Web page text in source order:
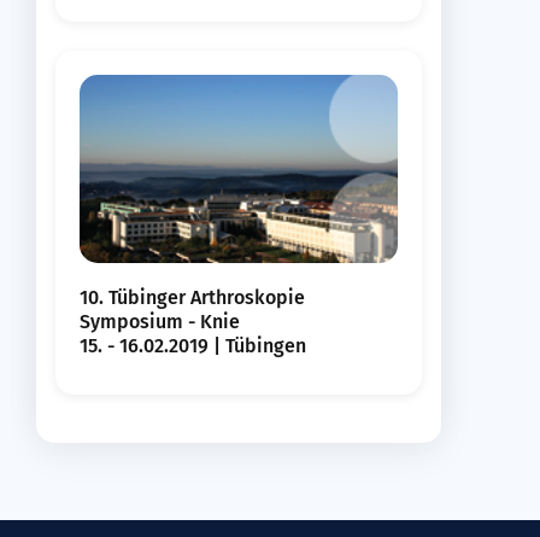
10. Tübinger Arthroskopie
Symposium - Knie
15. - 16.02.2019 | Tübingen